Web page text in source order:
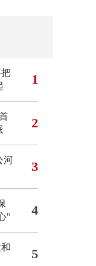
1
2
河
3
"
4
5